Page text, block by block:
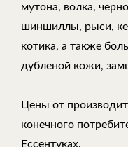
мутона, волка,
шиншиллы, рыси,
котика, а также
дубленой кожи,
Цены от
конечного
Ессентуках.